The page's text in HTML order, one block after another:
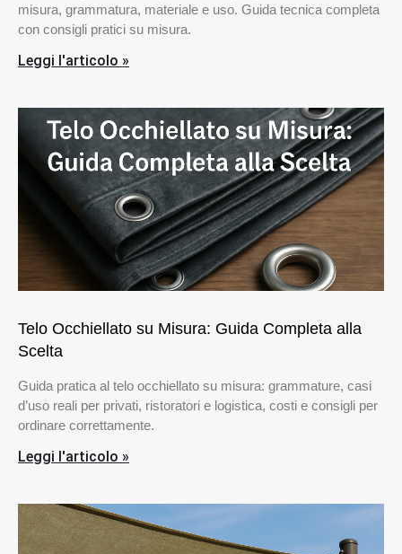
misura, grammatura, materiale e uso. Guida tecnica completa
con consigli pratici su misura.
Leggi l'articolo »
Telo Occhiellato su Misura: Guida Completa alla
Scelta
Guida pratica al telo occhiellato su misura: grammature, casi
d’uso reali per privati, ristoratori e logistica, costi e consigli per
ordinare correttamente.
Leggi l'articolo »